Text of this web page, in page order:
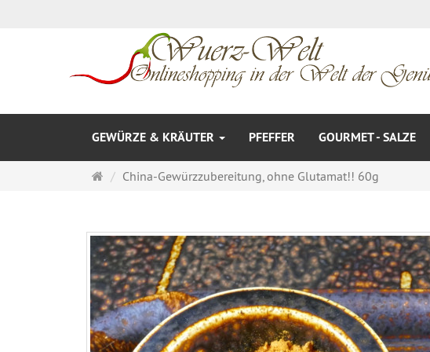
GEWÜRZE & KRÄUTER PFEFFER GOURMET - SALZE
Startseite
China-Gewürzzubereitung, ohne Glutamat!! 60g